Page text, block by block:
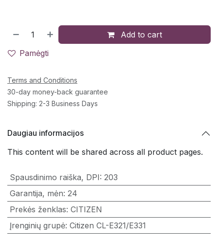
Add to cart
Pamėgti
Terms and Conditions
30-day money-back guarantee
Shipping: 2-3 Business Days
Daugiau informacijos
This content will be shared across all product pages.
Spausdinimo raiška, DPI: 203
Garantija, mėn: 24
Prekės ženklas: CITIZEN
Įrenginių grupė: Citizen CL-E321/E331